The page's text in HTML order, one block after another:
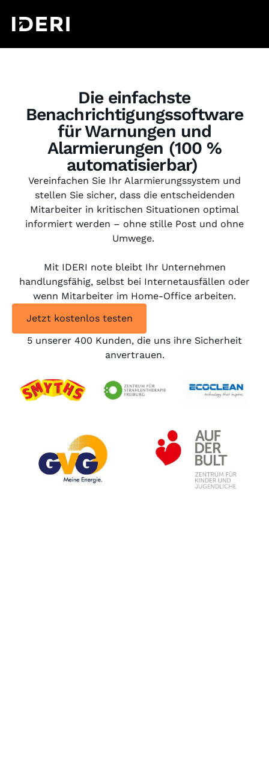
Die einfachste
Benachrichtigungssoftware
für Warnungen und
Alarmierungen (100 %
automatisierbar)
Vereinfachen Sie Ihr Alarmierungssystem und
stellen Sie sicher, dass die entscheidenden
Mitarbeiter in kritischen Situationen optimal
informiert werden – ohne stille Post und ohne
Umwege.
Mit IDERI note bleibt Ihr Unternehmen
handlungsfähig, selbst bei Internetausfällen oder
wenn Mitarbeiter im Home-Office arbeiten.
Jetzt kostenlos testen
5 unserer 400 Kunden, die uns ihre Sicherheit
anvertrauen.